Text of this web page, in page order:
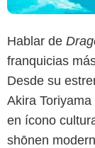
Hablar de
franquicias
Desde su
Akira
en ícono
shōnen